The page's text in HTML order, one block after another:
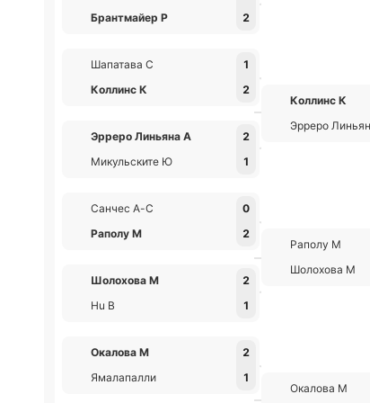
Брантмайер Р 2
Шапатава С
1
Коллинс К
2
Эрреро Линьяна А
2
Микульските Ю
1
Санчес А-С
0
Раполу М
2
Шолохова М
2
Hu В
1
Окалова М
2
Ямалапалли
1
Коллинс К
Эрреро
Раполу М
Шолохова М
Окалова М